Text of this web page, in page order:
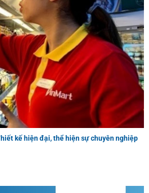
kế hiện đại, thể hiện sự chuyên nghiệp